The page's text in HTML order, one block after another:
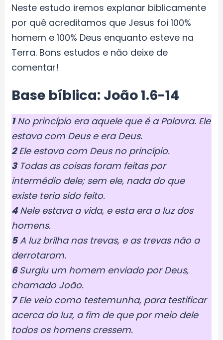
Neste estudo iremos explanar biblicamente
por quê acreditamos que Jesus foi 100%
homem e 100% Deus enquanto esteve na
Terra. Bons estudos e não deixe de
comentar!
Base bíblica: João 1.6-14
1No princípio era aquele que é a Palavra. Ele
estava com Deus e era Deus.
2Ele estava com Deus no princípio.
3Todas as coisas foram feitas por
intermédio dele; sem ele, nada do que
existe teria sido feito.
4Nele estava a vida, e esta era a luz dos
homens.
5A luz brilha nas trevas, e as trevas não a
derrotaram.
6Surgiu um homem enviado por Deus,
chamado João.
7Ele veio como testemunha, para testificar
acerca da luz, a fim de que por meio dele
todos os homens cressem.